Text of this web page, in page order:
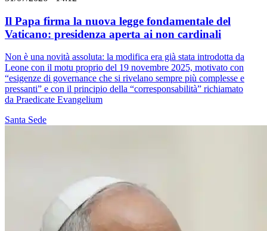
Il Papa firma la nuova legge fondamentale del
Vaticano: presidenza aperta ai non cardinali
Non è una novità assoluta: la modifica era già stata introdotta da
Leone con il motu proprio del 19 novembre 2025, motivato con
“esigenze di governance che si rivelano sempre più complesse e
pressanti” e con il principio della “corresponsabilità” richiamato
da Praedicate Evangelium
Santa Sede